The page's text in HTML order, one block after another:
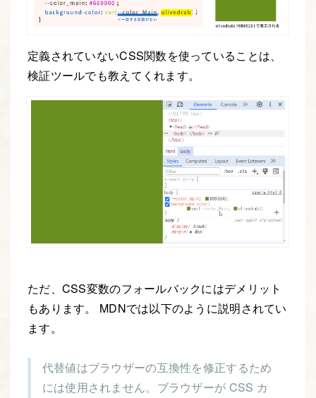
定義されていないCSS関数を使っていることは、
検証ツールでも教えてくれます。
ただ、CSS変数のフォールバックにはデメリット
もあります。 MDNでは以下のように説明されてい
ます。
代替値はブラウザーの互換性を修正するため
には使用されません。ブラウザーが CSS カ